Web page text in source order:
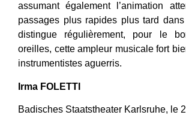
assumant également l’animation
passages plus rapides plus tard
distingue régulièrement, pour le
oreilles, cette ampleur musicale fort
instrumentistes aguerris.
Irma FOLETTI
Badisches Staatstheater Karlsruhe, le